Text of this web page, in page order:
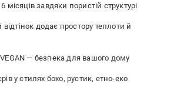
місяців завдяки пористій структурі
додає простору теплоти й
VEGAN — безпека для вашого дому
у стилях бохо, рустик, етно-еко